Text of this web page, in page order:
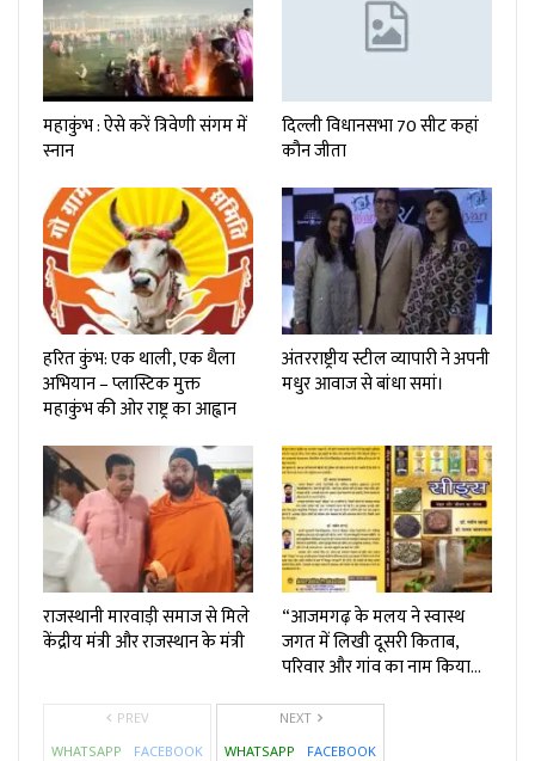
महाकुंभ : ऐसे करें त्रिवेणी संगम में
स्नान
दिल्ली विधानसभा 70 सीट कहां
कौन जीता
हरित कुंभ: एक थाली, एक थैला
अभियान – प्लास्टिक मुक्त
महाकुंभ की ओर राष्ट्र का आह्वान
अंतरराष्ट्रीय स्टील व्यापारी ने अपनी
मधुर आवाज से बांधा समां।
राजस्थानी मारवाड़ी समाज से मिले
केंद्रीय मंत्री और राजस्थान के मंत्री
“आजमगढ़ के मलय ने स्वास्थ
जगत में लिखी दूसरी किताब,
परिवार और गांव का नाम किया…
PREV
WHATSAPP
FACEBOOK
NEXT
WHATSAPP
FACEBOOK